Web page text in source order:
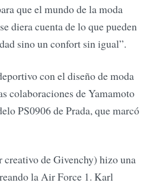
que el mundo de la moda
diera cuenta de lo que pueden
sino un confort sin igual”.
con el diseño de moda
colaboraciones de Yamamoto
PS0906 de Prada, que marcó
de Givenchy) hizo una
la Air Force 1. Karl